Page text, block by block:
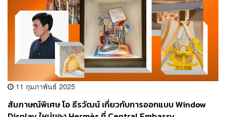
11 กุมภาพันธ์ 2025
สัมภาษณ์พิเศษ โอ ธีรวัฒน์ เกี่ยวกับการออกแบบ Window